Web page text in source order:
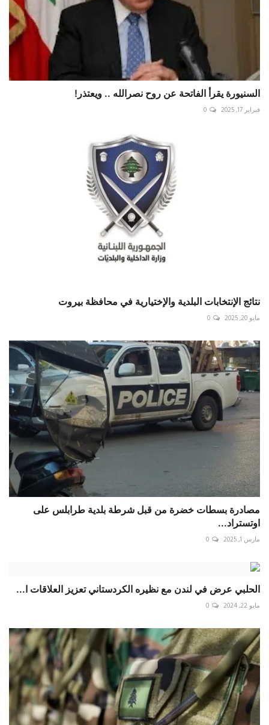
السنيورة يقرأ الفاتحة عن روح نصرالله .. ويعتذر!
فبراير 17, 2025 0
نتائج الإنتخابات البلدية والإختيارية في محافظة بيروت
مايو 20, 2025 0
مصادرة بسطات خضرة من قبل شرطة بلدية طرابلس على
اوتستراد...
مارس 1, 2025 0
الحلبي عرض في لندن مع نظيره الكردستاني تعزيز العلاقات ا...
مايو 22, 2024 0